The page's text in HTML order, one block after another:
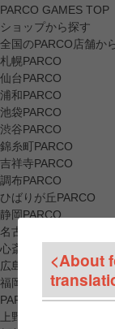
PARCO GAMES TOP
ショップから探す
全国のPARCO店舗か
札幌PARCO
仙台PARCO
浦和PARCO
池袋PARCO
渋谷PARCO
錦糸町PARCO
吉祥寺PARCO
調布PARCO
ひばりが丘PARCO
静岡PARCO
名古屋PARCO
心斎橋PARCO
広島PARCO
福岡PARCO
PARCO_ya
上野
<About